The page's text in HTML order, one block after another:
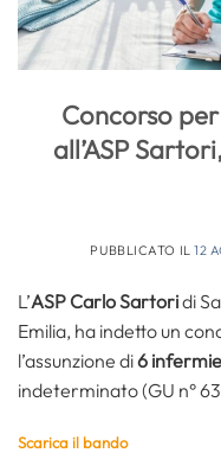
Concorso
all’ASP
PUBBLICATO IL12
L’ASP Carlo Sartoridi
Emilia, ha indetto un
l’assunzione di6
indeterminato (GU n°
Scarica il bando